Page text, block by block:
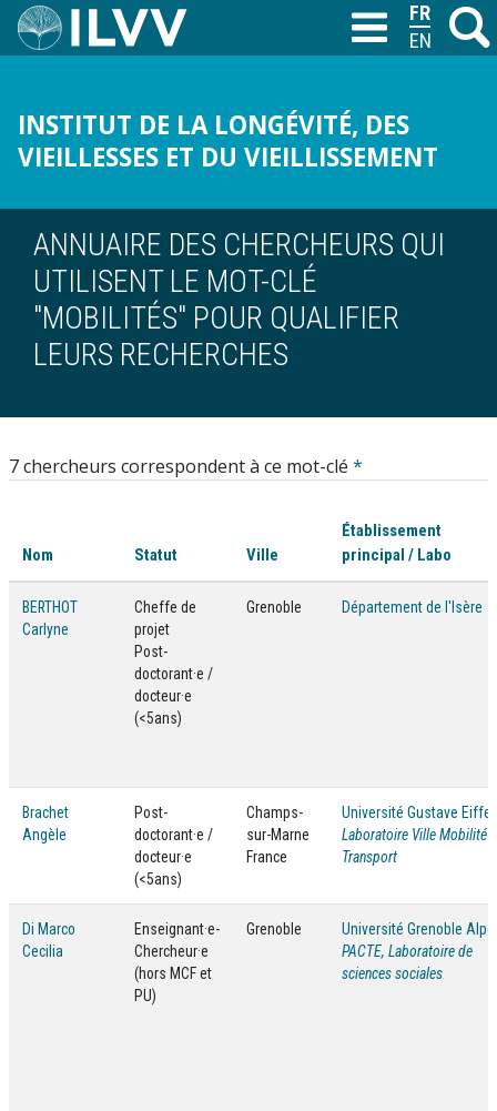
Aller
au
M
INSTITUT DE LA LONGÉVITÉ, DES
VIEILLESSES ET DU VIEILLISSEMENT
T
ANNUAIRE DES CHERCHEURS QUI
UTILISENT LE MOT-CLÉ
"MOBILITÉS" POUR QUALIFIER
LEURS RECHERCHES
7 chercheurs correspondent à ce mot-clé *
Nom Statut Ville
Établissement
principal / Labo
BERTHOT
Carlyne
Cheffe de
projet
Post-
doctorant·e /
docteur·e
(<5ans)
Grenoble Département de l'Isère
Brachet
Angèle
Post-
doctorant·e /
docteur·e
(<5ans)
Champs-
sur-Marne
France
Université Gustave Eiffel
Laboratoire Ville Mobilité
Transport
Di Marco
Cecilia
Enseignant·e-
Chercheur·e
(hors MCF et
PU)
Grenoble
Université Grenoble
PACTE, Laboratoire de
sciences sociales
FRANÇAIS
ENGLISH